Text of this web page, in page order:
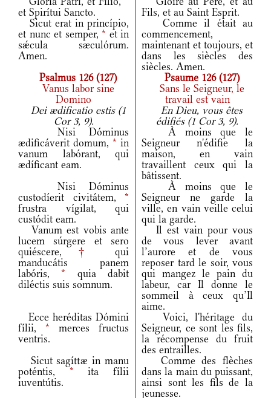
et Spirítui Sancto.
Fils, et au Saint Esprit.
Sicut erat in princípio,
et nunc et semper, * et in
sǽcula sæculórum.
Amen.
Comme il était au
commencement,
maintenant et toujours, et
dans les siècles des
siècles. Amen.
Psalmus 126 (127)
Psaume 126 (127)
Vanus labor sine
Domino
Sans le Seigneur, le
travail est vain
Dei ædificatio estis (1
Cor 3, 9).
En Dieu, vous êtes
édifiés (1 Cor 3, 9).
Nisi Dóminus
ædificáverit domum, * in
vanum labórant, qui
ædíficant eam.
À moins que le
Seigneur n'édifie la
maison, en vain
travaillent ceux qui la
bâtissent.
Nisi Dóminus
custodíerit civitátem, *
frustra vígilat, qui
custódit eam.
À moins que le
Seigneur ne garde la
ville, en vain veille celui
qui la garde.
Vanum est vobis ante
lucem súrgere et sero
quiéscere, †
qui
manducátis panem
labóris,* quia dabit
diléctis suis somnum.
Il est vain pour vous
de vous lever avant
l’aurore et de vous
reposer tard le soir, vous
qui mangez le pain du
labeur, car Il donne le
sommeil à ceux qu’Il
aime.
Ecce heréditas Dómini
fílii, * merces fructus
ventris.
Voici, l'héritage du
Seigneur, ce sont les fils,
la récompense du fruit
des entrailles.
Sicut sagíttæ in manu
poténtis, * ita fílii
iuventútis.
Comme des flèches
dans la main du puissant,
ainsi sont les fils de la
jeunesse.